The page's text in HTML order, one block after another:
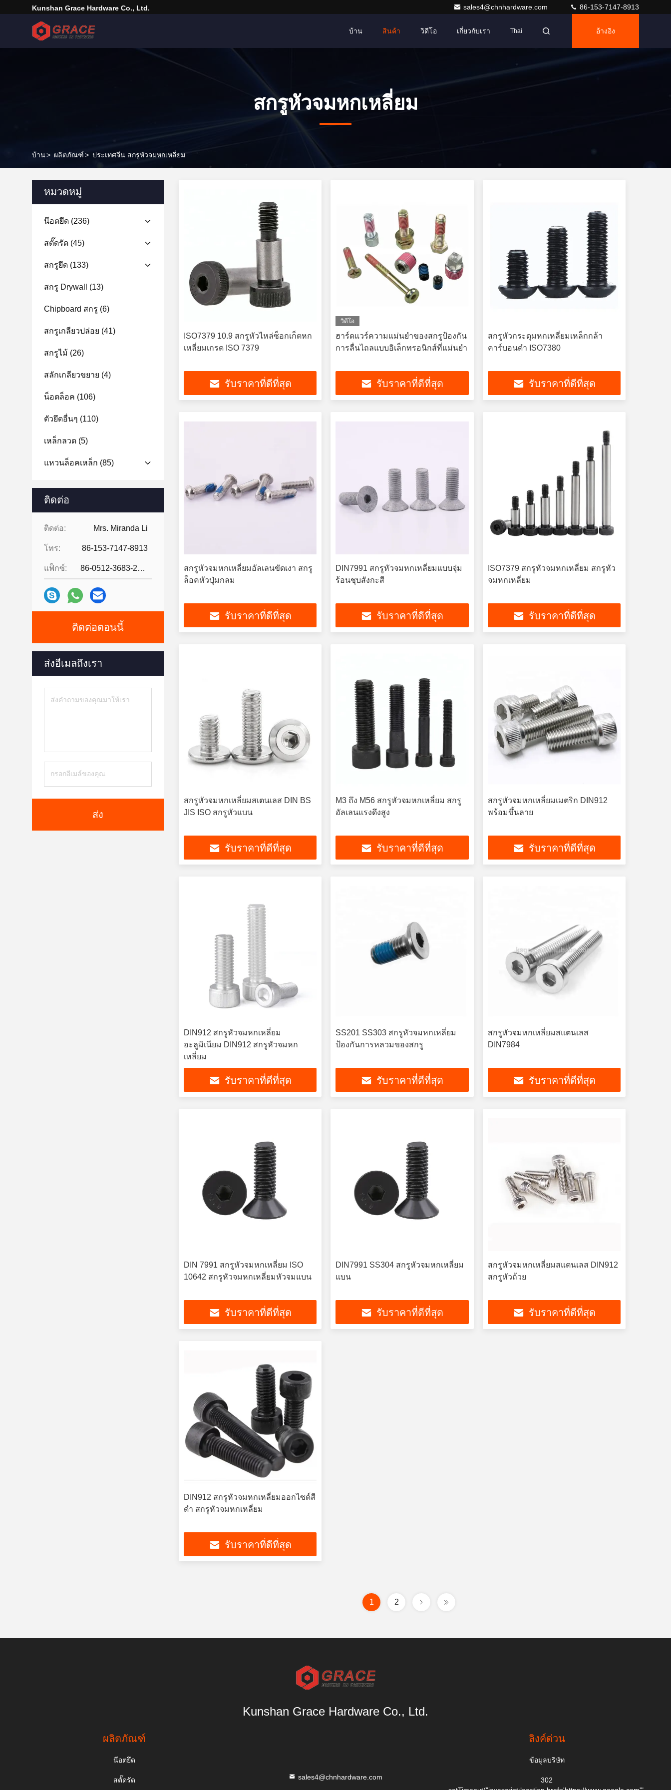
Kunshan Grace Hardware Co., Ltd. sales4@chnhardware.com 86-153-7147-8913
บ้าน สินค้า วิดีโอ เกี่ยวกับเรา Thai อ้างอิง
สกรูหัวจมหกเหลี่ยม
บ้าน> ผลิตภัณฑ์> ประเทศจีน สกรูหัวจมหกเหลี่ยม
หมวดหมู่
น๊อตยึด (236)
สตั๊ดรัด (45)
สกรูยึด (133)
สกรู Drywall (13)
Chipboard สกรู (6)
สกรูเกลียวปล่อย (41)
สกรูไม้ (26)
สลักเกลียวขยาย (4)
น็อตล็อค (106)
ตัวยึดอื่นๆ (110)
เหล็กลวด (5)
แหวนล็อคเหล็ก (85)
ติดต่อ
ติดต่อ: Mrs. Miranda Li
โทร: 86-153-7147-8913
แฟ็กซ์: 86-0512-3683-2631
ติดต่อตอนนี้
ส่งอีเมลถึงเรา
ส่ง
ISO7379 10.9 สกรูหัวไหล่ซ็อกเก็ตหก
เหลี่ยมเกรด ISO 7379
รับราคาที่ดีที่สุด
วิดีโอ
ฮาร์ดแวร์ความแม่นยำของสกรูป้องกัน
การลื่นไถลแบบอิเล็กทรอนิกส์ที่แม่นยำ
รับราคาที่ดีที่สุด
สกรูหัวกระดุมหกเหลี่ยมเหล็กกล้า
คาร์บอนดำ ISO7380
รับราคาที่ดีที่สุด
สกรูหัวจมหกเหลี่ยมอัลเลนขัดเงา สกรู
ล็อคหัวปุ่มกลม
รับราคาที่ดีที่สุด
DIN7991 สกรูหัวจมหกเหลี่ยมแบบจุ่ม
ร้อนชุบสังกะสี
รับราคาที่ดีที่สุด
ISO7379 สกรูหัวจมหกเหลี่ยม สกรูหัว
จมหกเหลี่ยม
รับราคาที่ดีที่สุด
สกรูหัวจมหกเหลี่ยมสเตนเลส DIN BS
JIS ISO สกรูหัวแบน
รับราคาที่ดีที่สุด
M3 ถึง M56 สกรูหัวจมหกเหลี่ยม สกรู
อัลเลนแรงดึงสูง
รับราคาที่ดีที่สุด
สกรูหัวจมหกเหลี่ยมเมตริก DIN912
พร้อมขึ้นลาย
รับราคาที่ดีที่สุด
DIN912 สกรูหัวจมหกเหลี่ยม
อะลูมิเนียม DIN912 สกรูหัวจมหก
เหลี่ยม
รับราคาที่ดีที่สุด
SS201 SS303 สกรูหัวจมหกเหลี่ยม
ป้องกันการหลวมของสกรู
รับราคาที่ดีที่สุด
สกรูหัวจมหกเหลี่ยมสแตนเลส
DIN7984
รับราคาที่ดีที่สุด
DIN 7991 สกรูหัวจมหกเหลี่ยม ISO
10642 สกรูหัวจมหกเหลี่ยมหัวจมแบน
รับราคาที่ดีที่สุด
DIN7991 SS304 สกรูหัวจมหกเหลี่ยม
แบน
รับราคาที่ดีที่สุด
สกรูหัวจมหกเหลี่ยมสแตนเลส DIN912
สกรูหัวถ้วย
รับราคาที่ดีที่สุด
DIN912 สกรูหัวจมหกเหลี่ยมออกไซด์สี
ดำ สกรูหัวจมหกเหลี่ยม
รับราคาที่ดีที่สุด
1 2
Kunshan Grace Hardware Co., Ltd.
ผลิตภัณฑ์
น๊อตยึด
สตั๊ดรัด sales4@chnhardware.com
ลิงค์ด่วน
ข้อมูลบริษัท
302